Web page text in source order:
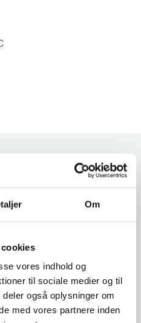
Om
vores indhold og
til sociale medier og til
også oplysninger om
med vores partnere inden
cm